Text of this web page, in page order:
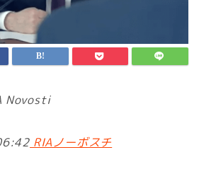
Novosti
RIAノーボスチ